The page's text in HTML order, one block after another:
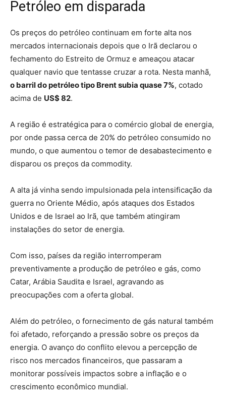
Petróleo em disparada
Os preços do petróleo continuam em forte alta nos
mercados internacionais depois que o Irã declarou o
fechamento do Estreito de Ormuz e ameaçou atacar
qualquer navio que tentasse cruzar a rota. Nesta manhã,
o barril do petróleo tipo Brent subia quase 7%, cotado
acima de US$ 82.
A região é estratégica para o comércio global de energia,
por onde passa cerca de 20% do petróleo consumido no
mundo, o que aumentou o temor de desabastecimento e
disparou os preços da commodity.
A alta já vinha sendo impulsionada pela intensificação da
guerra no Oriente Médio, após ataques dos Estados
Unidos e de Israel ao Irã, que também atingiram
instalações do setor de energia.
Com isso, países da região interromperam
preventivamente a produção de petróleo e gás, como
Catar, Arábia Saudita e Israel, agravando as
preocupações com a oferta global.
Além do petróleo, o fornecimento de gás natural também
foi afetado, reforçando a pressão sobre os preços da
energia. O avanço do conflito elevou a percepção de
risco nos mercados financeiros, que passaram a
monitorar possíveis impactos sobre a inflação e o
crescimento econômico mundial.